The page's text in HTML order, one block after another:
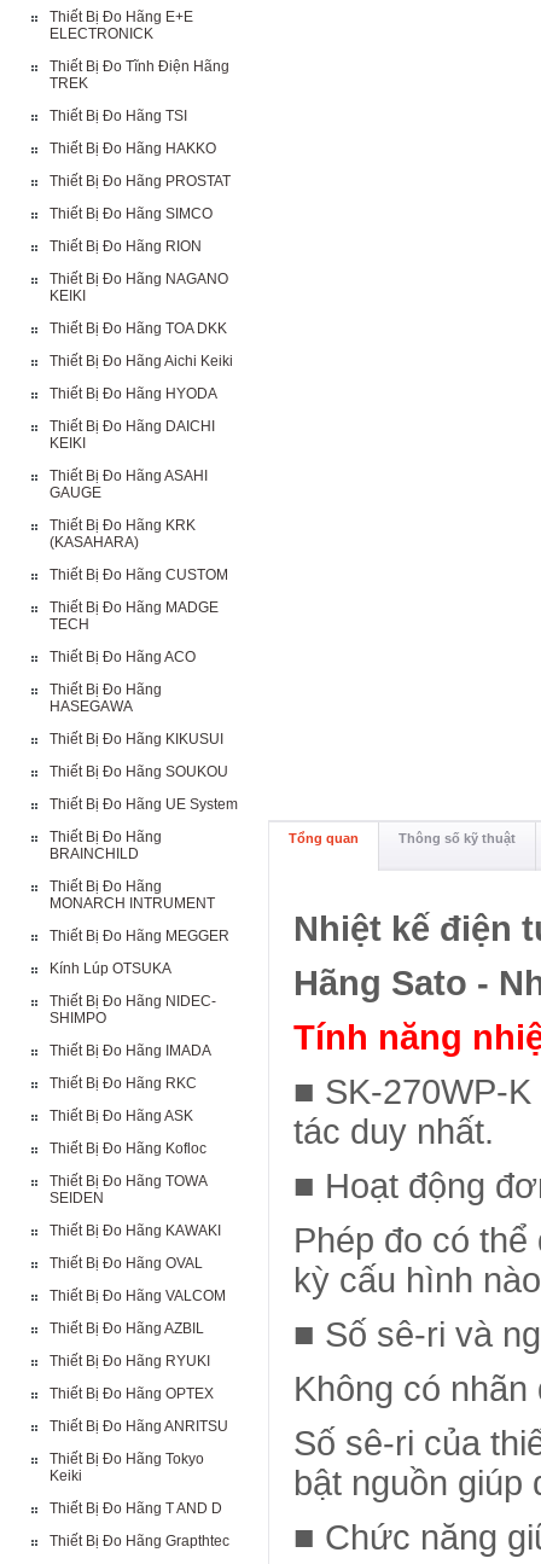
Thiết Bị Đo Hãng E+E
ELECTRONICK
Thiết Bị Đo Tĩnh Điện Hãng
TREK
Thiết Bị Đo Hãng TSI
Thiết Bị Đo Hãng HAKKO
Thiết Bị Đo Hãng PROSTAT
Thiết Bị Đo Hãng SIMCO
Thiết Bị Đo Hãng RION
Thiết Bị Đo Hãng NAGANO
KEIKI
Thiết Bị Đo Hãng TOA DKK
Thiết Bị Đo Hãng Aichi Keiki
Thiết Bị Đo Hãng HYODA
Thiết Bị Đo Hãng DAICHI
KEIKI
Thiết Bị Đo Hãng ASAHI
GAUGE
Thiết Bị Đo Hãng KRK
(KASAHARA)
Thiết Bị Đo Hãng CUSTOM
Thiết Bị Đo Hãng MADGE
TECH
Thiết Bị Đo Hãng ACO
Thiết Bị Đo Hãng
HASEGAWA
Thiết Bị Đo Hãng KIKUSUI
Thiết Bị Đo Hãng SOUKOU
Thiết Bị Đo Hãng UE System
Thiết Bị Đo Hãng
BRAINCHILD
Thiết Bị Đo Hãng
MONARCH INTRUMENT
Thiết Bị Đo Hãng MEGGER
Kính Lúp OTSUKA
Thiết Bị Đo Hãng NIDEC-
SHIMPO
Thiết Bị Đo Hãng IMADA
Thiết Bị Đo Hãng RKC
Thiết Bị Đo Hãng ASK
Thiết Bị Đo Hãng Kofloc
Thiết Bị Đo Hãng TOWA
SEIDEN
Thiết Bị Đo Hãng KAWAKI
Thiết Bị Đo Hãng OVAL
Thiết Bị Đo Hãng VALCOM
Thiết Bị Đo Hãng AZBIL
Thiết Bị Đo Hãng RYUKI
Thiết Bị Đo Hãng OPTEX
Thiết Bị Đo Hãng ANRITSU
Thiết Bị Đo Hãng Tokyo
Keiki
Thiết Bị Đo Hãng T AND D
Thiết Bị Đo Hãng Grapthtec
Tổng quan Thông số kỹ thuật
Nhiệt kế điện
Hãng Sato -
Tính năng
■ SK-270WP-
tác duy nhất.
■ Hoạt động
Phép đo có
kỳ cấu hình
■ Số sê-ri và
Không có
Số sê-ri của
bật nguồn giúp
■ Chức năng